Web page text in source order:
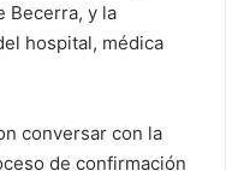
Becerra, y la
hospital, médica
conversar con la
de confirmación